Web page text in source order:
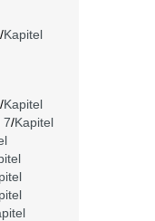
/Kapitel
/Kapitel
7/Kapitel